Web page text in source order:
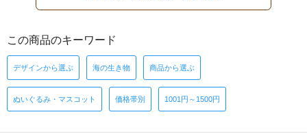
この商品のキーワード
デザインから選ぶ 海の生き物 商品から選ぶ
ぬいぐるみ・マスコット 価格帯別 1001円～1500円